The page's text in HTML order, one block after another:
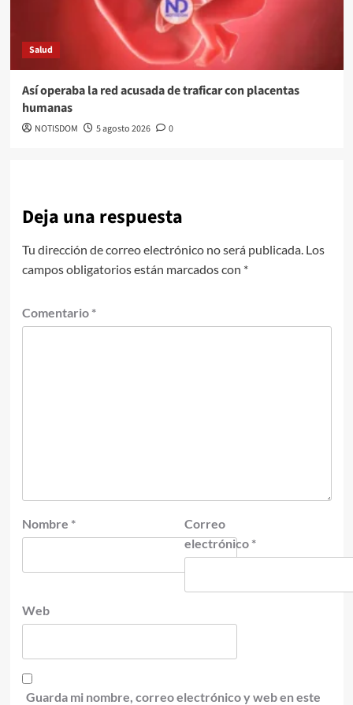
Salud
Así operaba la red acusada de traficar con placentas
humanas
NOTISDOM 5 agosto 2026 0
Deja una respuesta
Tu dirección de correo electrónico no será publicada. Los
campos obligatorios están marcados con *
Comentario *
Nombre *
Correo
electrónico *
Web
Guarda mi nombre, correo electrónico y web en este